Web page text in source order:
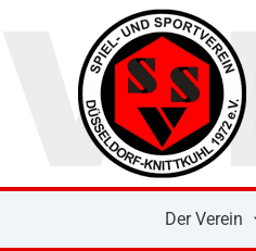
Der Verein